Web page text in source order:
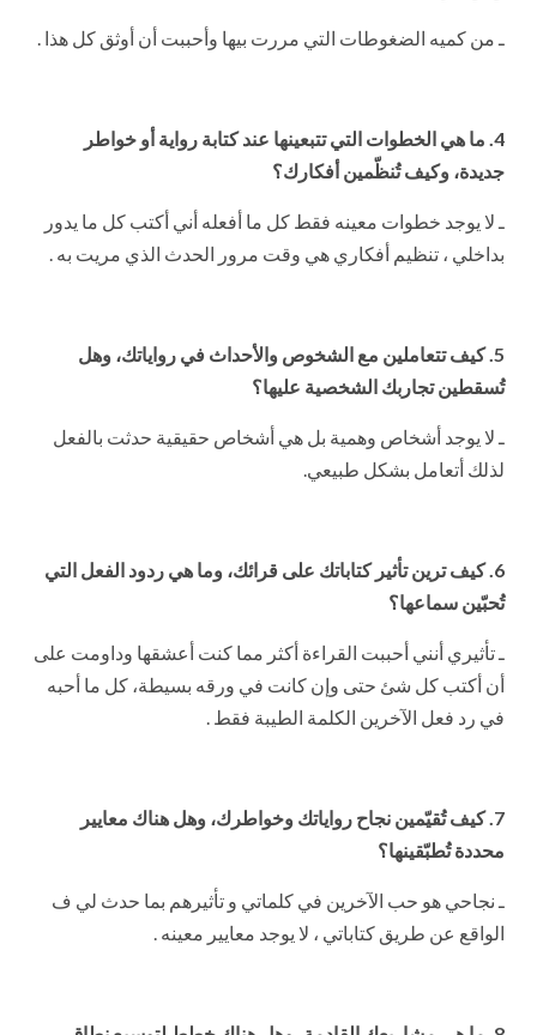
ـ من كميه الضغوطات التي مررت بيها وأحببت أن أوثق كل هذا .
4. ما هي الخطوات التي تتبعينها عند كتابة رواية أو خواطر
جديدة، وكيف تُنظّمين أفكارك؟
ـ لا يوجد خطوات معينه فقط كل ما أفعله أني أكتب كل ما يدور
بداخلي ، تنظيم أفكاري هي وقت مرور الحدث الذي مريت به .
5. كيف تتعاملين مع الشخوص والأحداث في رواياتك، وهل
تُسقطين تجاربك الشخصية عليها؟
ـ لا يوجد أشخاص وهمية بل هي أشخاص حقيقية حدثت بالفعل
لذلك أتعامل بشكل طبيعي.
6. كيف ترين تأثير كتاباتك على قرائك، وما هي ردود الفعل التي
تُحبّين سماعها؟
ـ تأثيري أنني أحببت القراءة أكثر مما كنت أعشقها وداومت على
أن أكتب كل شئ حتى وإن كانت في ورقه بسيطة، كل ما أحبه
في رد فعل الآخرين الكلمة الطيبة فقط .
7. كيف تُقيّمين نجاح رواياتك وخواطرك، وهل هناك معايير
محددة تُطبّقينها؟
ـ نجاحي هو حب الآخرين في كلماتي و تأثيرهم بما حدث لي ف
الواقع عن طريق كتاباتي ، لا يوجد معايير معينه .